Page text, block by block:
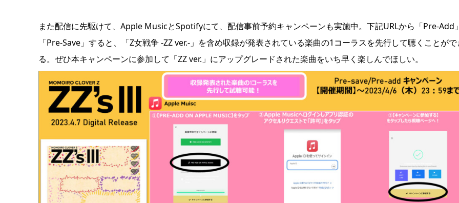
また配信に先駆けて、Apple MusicとSpotifyにて、配信事前予約キャンペーンも実施中。下記URLから「Pre-Add
「Pre-Save」すると、「Z女戦争 -ZZ ver.-」を含め収録が発表されている楽曲の1コーラスを先行して聴くことがで
る。ぜひ本キャンペーンに参加して「ZZ ver.」にアップグレードされた楽曲をいち早く楽しんでほしい。